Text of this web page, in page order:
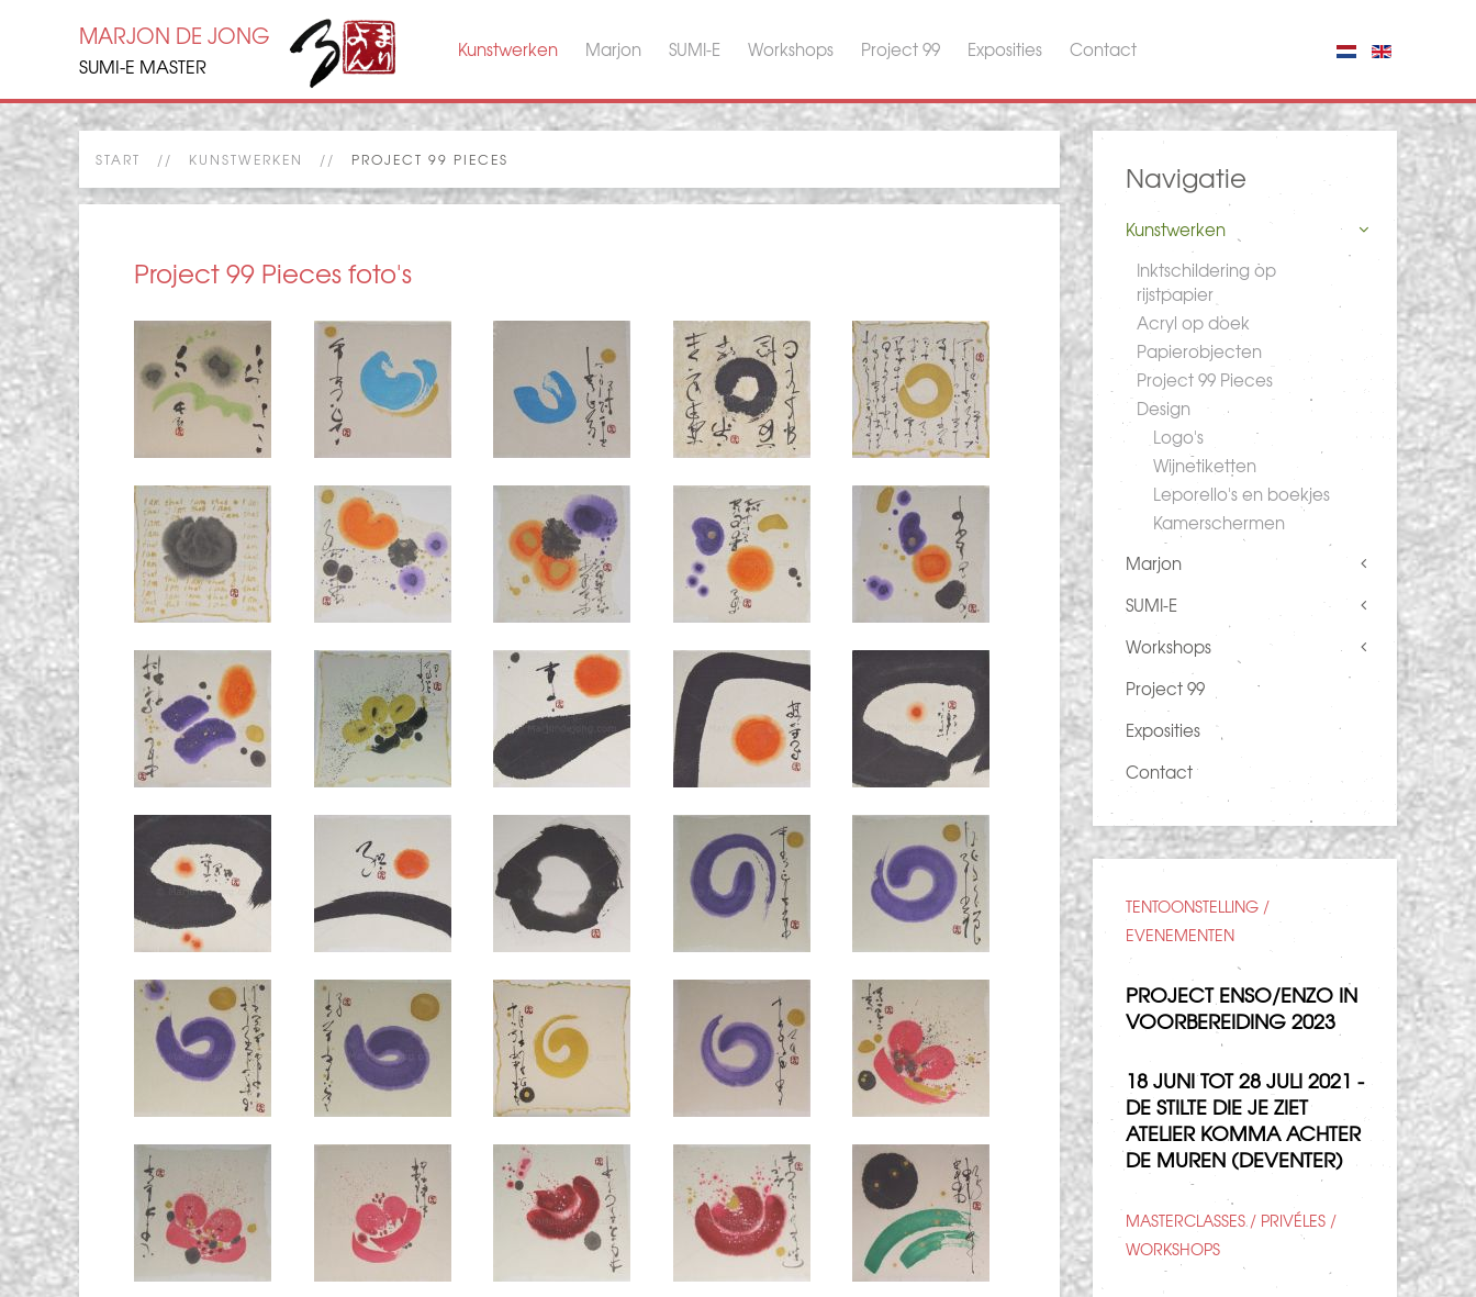
MARJON DE JONG
SUMI-E MASTER
Kunstwerken Marjon SUMI-E Workshops Project 99 Exposities Contact
START KUNSTWERKEN PROJECT 99 PIECES
Project 99 Pieces foto's
Navigatie
Kunstwerken
Inktschildering op
rijstpapier
Acryl op doek
Papierobjecten
Project 99 Pieces
Design
Logo's
Wijnetiketten
Leporello's en boekjes
Kamerschermen
Marjon
SUMI-E
Workshops
Project 99
Exposities
Contact
TENTOONSTELLING /
EVENEMENTEN
PROJECT ENSO/ENZO IN
VOORBEREIDING 2023
18 JUNI TOT 28 JULI 2021 -
DE STILTE DIE JE ZIET
ATELIER KOMMA ACHTER
DE MUREN (DEVENTER)
MASTERCLASSES / PRIVÉLES /
WORKSHOPS